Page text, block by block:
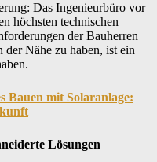
Das Ingenieurbüro vor
höchsten technischen
der Bauherren
Nähe zu haben, ist ein
Bauen mit Solaranlage:
Lösungen